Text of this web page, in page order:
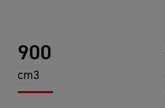
900
cm3